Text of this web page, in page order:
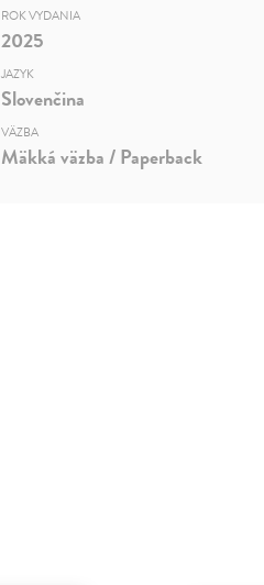
ROK VYDANIA
2025
JAZYK
Slovenčina
VÄZBA
Mäkká väzba / Paperback